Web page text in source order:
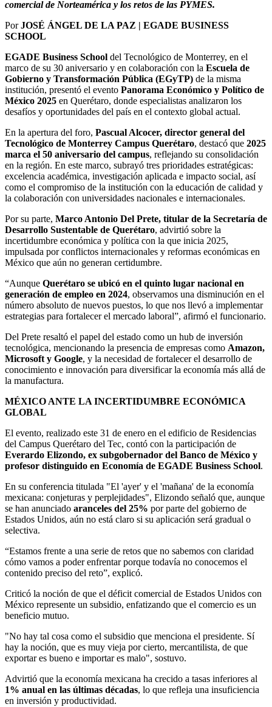
comercial de Norteamérica y los retos de las PYMES.
PorJOSÉ ÁNGEL DE LA PAZ | EGADE BUSINESS
SCHOOL
EGADE Business School del Tecnológico de Monterrey, en el
marco de su 30 aniversario y en colaboración con la Escuela de
Gobierno y Transformación Pública (EGyTP) de la misma
institución, presentó el evento Panorama Económico y Político de
México 2025 en Querétaro, donde especialistas analizaron los
desafíos y oportunidades del país en el contexto global actual.
En la apertura del foro, Pascual Alcocer, director general del
Tecnológico de Monterrey Campus Querétaro, destacó que 2025
marca el 50 aniversario del campus, reflejando su consolidación
en la región. En este marco, subrayó tres prioridades estratégicas:
excelencia académica, investigación aplicada e impacto social, así
como el compromiso de la institución con la educación de calidad y
la colaboración con universidades nacionales e internacionales.
Por su parte, Marco Antonio Del Prete, titular de la Secretaría de
Desarrollo Sustentable de Querétaro, advirtió sobre la
incertidumbre económica y política con la que inicia 2025,
impulsada por conflictos internacionales y reformas económicas en
México que aún no generan certidumbre.
“Aunque Querétaro se ubicó en el quinto lugar nacional en
generación de empleo en 2024, observamos una disminución en el
número absoluto de nuevos puestos, lo que nos llevó a implementar
estrategias para fortalecer el mercado laboral”, afirmó el funcionario.
Del Prete resaltó el papel del estado como un hub de inversión
tecnológica, mencionando la presencia de empresas como Amazon,
Microsoft y Google, y la necesidad de fortalecer el desarrollo de
conocimiento e innovación para diversificar la economía más allá de
la manufactura.
MÉXICO ANTE LA INCERTIDUMBRE ECONÓMICA
GLOBAL
El evento, realizado este 31 de enero en el edificio de Residencias
del Campus Querétaro del Tec, contó con la participación de
Everardo Elizondo, ex subgobernador del Banco de México y
profesor distinguido en Economía de EGADE Business School.
En su conferencia titulada "El 'ayer' y el 'mañana' de la economía
mexicana: conjeturas y perplejidades", Elizondo señaló que, aunque
se han anunciado aranceles del 25% por parte del gobierno de
Estados Unidos, aún no está claro si su aplicación será gradual o
selectiva.
“Estamos frente a una serie de retos que no sabemos con claridad
cómo vamos a poder enfrentar porque todavía no conocemos el
contenido preciso del reto”, explicó.
Criticó la noción de que el déficit comercial de Estados Unidos con
México represente un subsidio, enfatizando que el comercio es un
beneficio mutuo.
"No hay tal cosa como el subsidio que menciona el presidente. Sí
hay la noción, que es muy vieja por cierto, mercantilista, de que
exportar es bueno e importar es malo", sostuvo.
Advirtió que la economía mexicana ha crecido a tasas inferiores al
1% anual en las últimas décadas, lo que refleja una insuficiencia
en inversión y productividad.